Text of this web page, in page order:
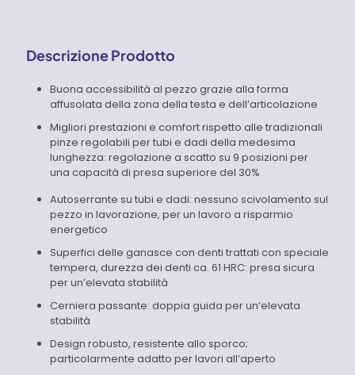
Descrizione Prodotto
Buona accessibilità al pezzo grazie alla forma
affusolata della zona della testa e dell’articolazione
Migliori prestazioni e comfort rispetto alle tradizionali
pinze regolabili per tubi e dadi della medesima
lunghezza: regolazione a scatto su 9 posizioni per
una capacità di presa superiore del 30%
Autoserrante su tubi e dadi: nessuno scivolamento sul
pezzo in lavorazione, per un lavoro a risparmio
energetico
Superfici delle ganasce con denti trattati con speciale
tempera, durezza dei denti ca. 61 HRC: presa sicura
per un’elevata stabilità
Cerniera passante: doppia guida per un’elevata
stabilità
Design robusto, resistente allo sporco;
particolarmente adatto per lavori all’aperto